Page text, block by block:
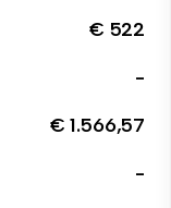
€ 522
-
€ 1.566,57
-